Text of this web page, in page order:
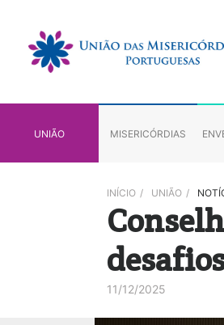
UNIÃO MISERICÓRDIAS
INÍCIO / UNIÃO /
11/12/2025